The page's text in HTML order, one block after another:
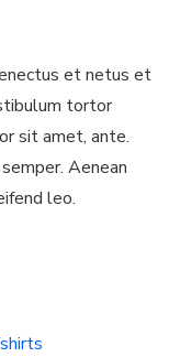
et netus et
tortor
sit amet, ante.
Aenean
leo.